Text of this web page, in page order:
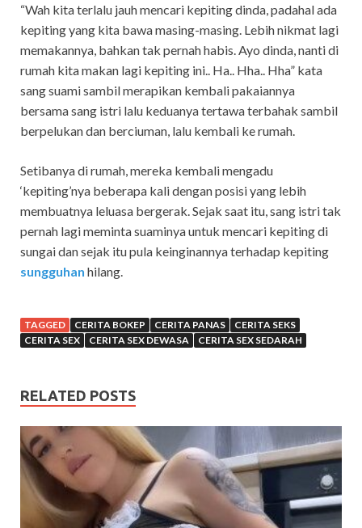
“Wah kita terlalu jauh mencari kepiting dinda, padahal ada
kepiting yang kita bawa masing-masing. Lebih nikmat lagi
memakannya, bahkan tak pernah habis. Ayo dinda, nanti di
rumah kita makan lagi kepiting ini.. Ha.. Hha.. Hha” kata
sang suami sambil merapikan kembali pakaiannya
bersama sang istri lalu keduanya tertawa terbahak sambil
berpelukan dan berciuman, lalu kembali ke rumah.
Setibanya di rumah, mereka kembali mengadu
‘kepiting’nya beberapa kali dengan posisi yang lebih
membuatnya leluasa bergerak. Sejak saat itu, sang istri tak
pernah lagi meminta suaminya untuk mencari kepiting di
sungai dan sejak itu pula keinginannya terhadap kepiting
sungguhan hilang.
TAGGED CERITA BOKEP CERITA PANAS
CERITA SEKS
CERITA SEX
CERITA SEX DEWASA CERITA SEX SEDARAH
RELATED POSTS